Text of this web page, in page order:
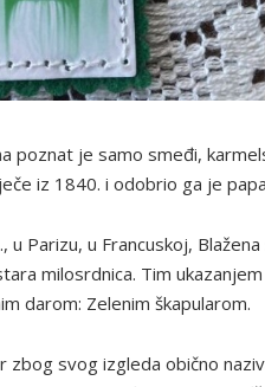
poznat je samo smeđi,
iz 1840. i odobrio ga je
u Parizu, u Francuskoj,
milosrdnica. Tim
darom: Zelenim škapularom.
zbog svog izgleda obično